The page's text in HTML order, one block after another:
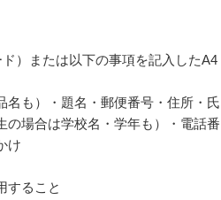
）または以下の事項を記入したA4
名も）・題名・郵便番号・住所・氏
の場合は学校名・学年も）・電話番
け
すること